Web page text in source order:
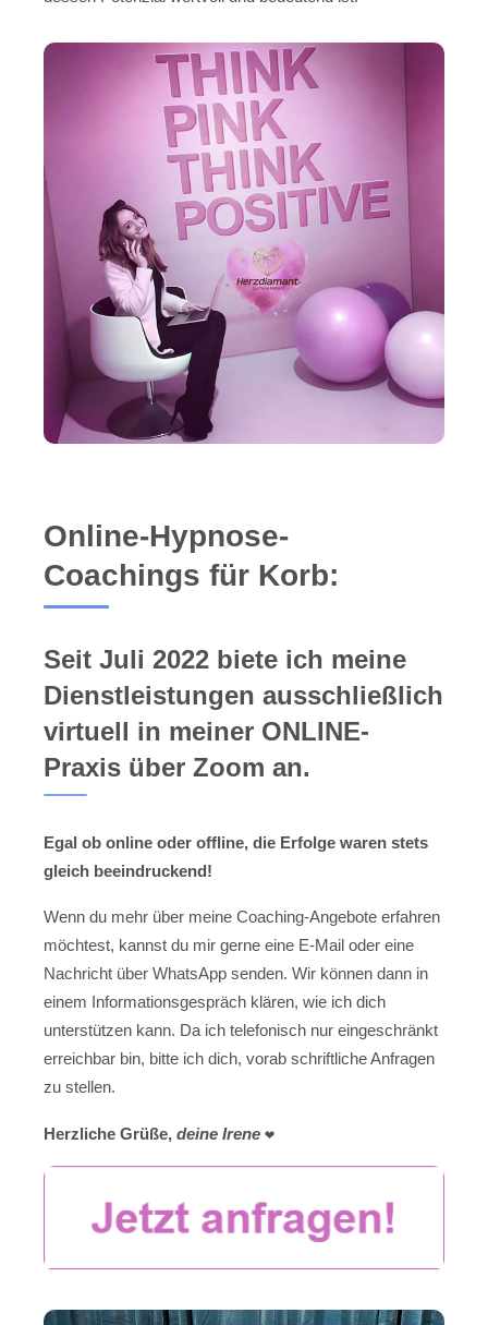
Online-Hypnose-
Coachings für Korb:
Seit Juli 2022 biete ich meine
Dienstleistungen ausschließlich
virtuell in meiner ONLINE-
Praxis über Zoom an.
Egal ob online oder offline, die Erfolge waren stets
gleich beeindruckend!
Wenn du mehr über meine Coaching-Angebote erfahren
möchtest, kannst du mir gerne eine E-Mail oder eine
Nachricht über WhatsApp senden. Wir können dann in
einem Informationsgespräch klären, wie ich dich
unterstützen kann. Da ich telefonisch nur eingeschränkt
erreichbar bin, bitte ich dich, vorab schriftliche Anfragen
zu stellen.
Herzliche Grüße, deine Irene ❤️